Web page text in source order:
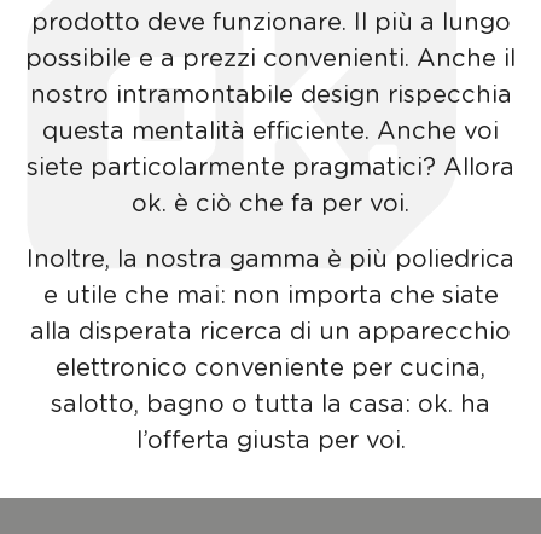
prodotto deve funzionare. Il più a lungo
possibile e a prezzi convenienti. Anche il
nostro intramontabile design rispecchia
questa mentalità efficiente. Anche voi
siete particolarmente pragmatici? Allora
ok. è ciò che fa per voi.
Inoltre, la nostra gamma è più poliedrica
e utile che mai: non importa che siate
alla disperata ricerca di un apparecchio
elettronico conveniente per cucina,
salotto, bagno o tutta la casa: ok. ha
l’offerta giusta per voi.